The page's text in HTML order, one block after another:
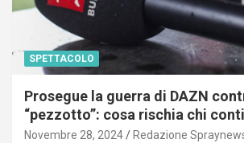
SPETTACOLO
Prosegue la guerra di DAZN
“pezzotto”: cosa rischia chi
Novembre 28, 2024 Redazione